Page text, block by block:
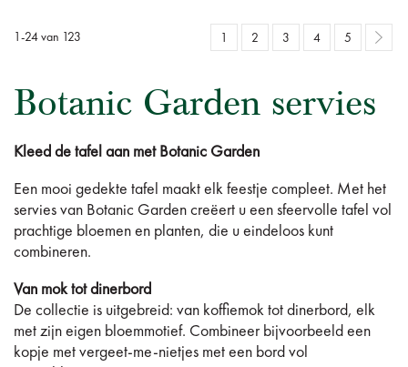
-24 van 123 2 3 4 5
Botanic Garden servies
Kleed de tafel aan met Botanic Garden
Een mooi gedekte tafel maakt elk feestje compleet. Met het
servies van Botanic Garden creëert u een sfeervolle tafel vol
prachtige bloemen en planten, die u eindeloos kunt
combineren.
Van mok tot dinerbord
De collectie is uitgebreid: van koffiemok tot dinerbord, elk
met zijn eigen bloemmotief. Combineer bijvoorbeeld een
kopje met vergeet-me-nietjes met een bord vol